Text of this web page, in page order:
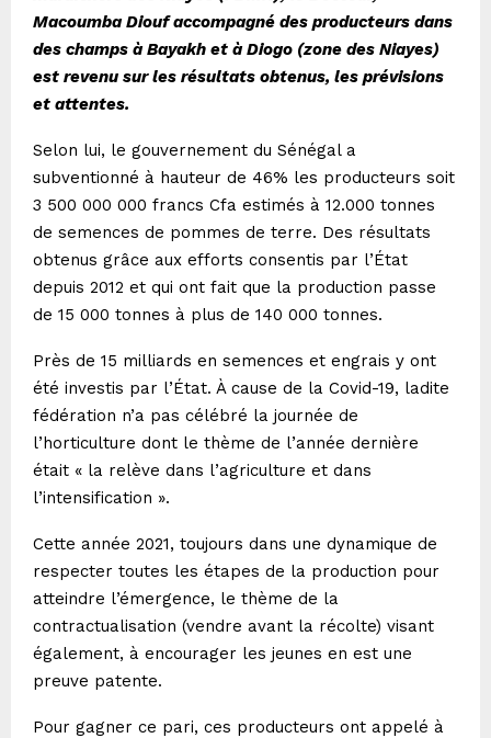
Macoumba Diouf accompagné des producteurs dans
des champs à Bayakh et à Diogo (zone des Niayes)
est revenu sur les résultats obtenus, les prévisions
et attentes.
Selon lui, le gouvernement du Sénégal a
subventionné à hauteur de 46% les producteurs soit
3 500 000 000 francs Cfa estimés à 12.000 tonnes
de semences de pommes de terre. Des résultats
obtenus grâce aux efforts consentis par l’État
depuis 2012 et qui ont fait que la production passe
de 15 000 tonnes à plus de 140 000 tonnes.
Près de 15 milliards en semences et engrais y ont
été investis par l’État. À cause de la Covid-19, ladite
fédération n’a pas célébré la journée de
l’horticulture dont le thème de l’année dernière
était « la relève dans l’agriculture et dans
l’intensification ».
Cette année 2021, toujours dans une dynamique de
respecter toutes les étapes de la production pour
atteindre l’émergence, le thème de la
contractualisation (vendre avant la récolte) visant
également, à encourager les jeunes en est une
preuve patente.
Pour gagner ce pari, ces producteurs ont appelé à